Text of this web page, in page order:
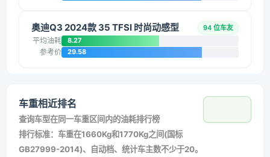
奥迪Q3 2024款 35 TFSI 时尚动感型 94 位车友
平均油耗 8.27
参考价 29.58
车重相近排名
查询车型在同一车重区间内的油耗排行榜
排行标准：车重在1660Kg和1770Kg之间(国标
GB27999-2014)、自动档、统计车主数不少于20。